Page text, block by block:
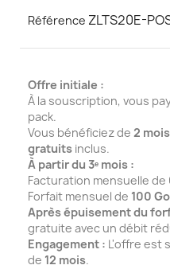
Référence ZLTS20E-
Offre initiale :
À la souscription, vous
pack.
Vous bénéficiez de 2
gratuits inclus.
À partir du 3ᵉ mois :
Facturation mensuelle de
Forfait mensuel de 100 Go
Après épuisement du
gratuite avec un débit
Engagement : L'offre est
de 12 mois.